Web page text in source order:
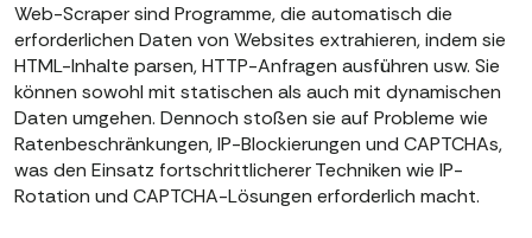
Web-Scraper sind Programme, die automatisch die
erforderlichen Daten von Websites extrahieren, indem sie
HTML-Inhalte parsen, HTTP-Anfragen ausführen usw. Sie
können sowohl mit statischen als auch mit dynamischen
Daten umgehen. Dennoch stoßen sie auf Probleme wie
Ratenbeschränkungen, IP-Blockierungen und CAPTCHAs,
was den Einsatz fortschrittlicherer Techniken wie IP-
Rotation und CAPTCHA-Lösungen erforderlich macht.